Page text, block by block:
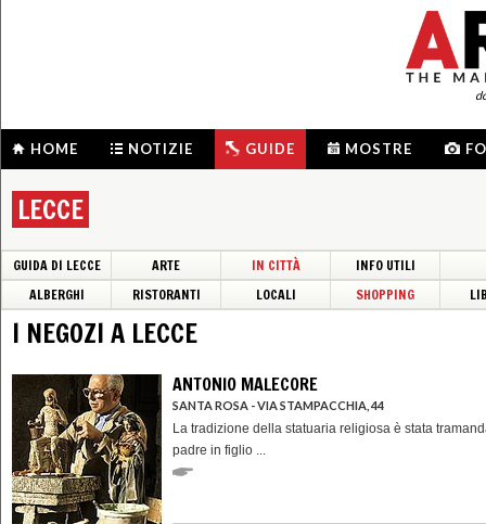
HOME NOTIZIE GUIDE MOSTRE
LECCE
GUIDA DI LECCE ARTE IN CITTÀ
INFO UTILI
ALBERGHI
RISTORANTI LOCALI SHOPPING
I NEGOZI A LECCE
ANTONIO MALECORE
SANTA ROSA - VIA STAMPACCHIA, 44
La tradizione della statuaria religiosa è stata
padre in figlio ...